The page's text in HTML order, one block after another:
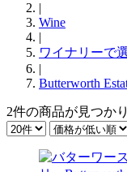
|
Wine
|
ワイナリーで
|
Butterworth
2件の商品が見つか